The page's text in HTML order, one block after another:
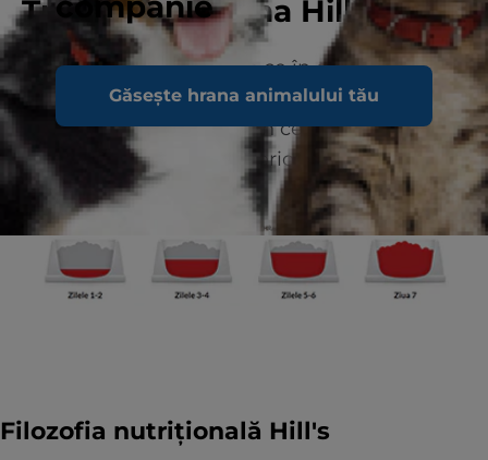
Găsește hrana animalului tău
Tranziția la hrana Hill's
Amestecați cantități din ce în ce mai mari
din noua hrană a animalului dvs. de
companie cu cantități din ce în ce mai mici
din hrana anterioară o perioadă de 7 zile.
Filozofia nutrițională Hill's